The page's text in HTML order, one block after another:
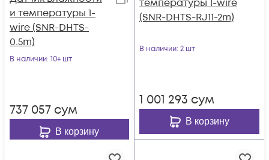
и температуры 1-
wire (SNR-DHTS-
0.5m)
В наличии: 10+ шт
737 057 сум
В корзину
температуры 1-wire
(SNR-DHTS-RJ11-2m)
В наличии: 2 шт
1 001 293 сум
В корзину